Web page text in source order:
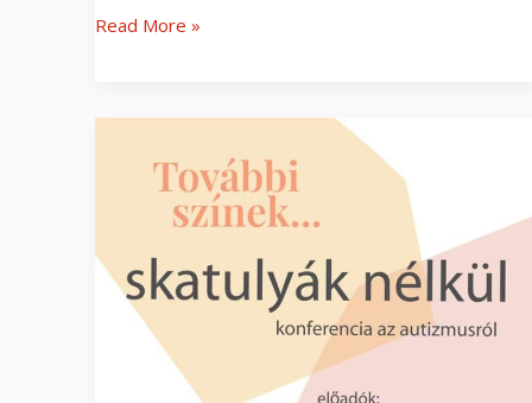
Read More »
konferencia
autizmusról